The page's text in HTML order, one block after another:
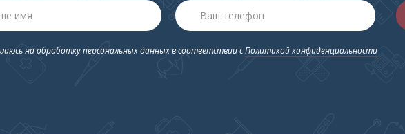
на обработку персональных данных в соответствии сПолитикой конфиденциальности